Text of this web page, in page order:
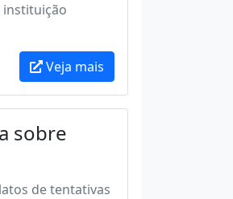
instituição
Veja mais
sobre
de tentativas